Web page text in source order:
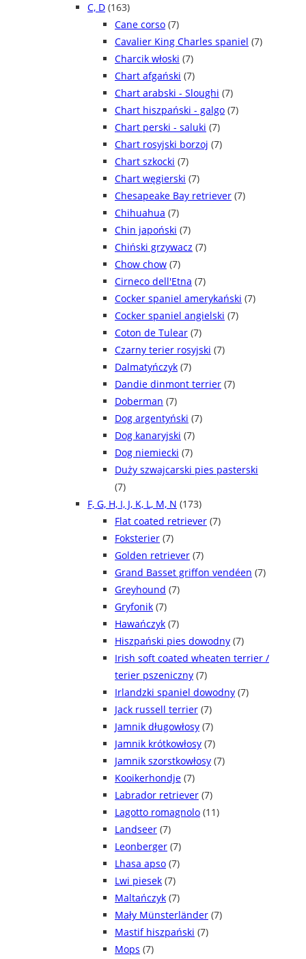
C, D (163)
Cane corso (7)
Cavalier King Charles spaniel (7)
Charcik włoski (7)
Chart afgański (7)
Chart arabski - Sloughi (7)
Chart hiszpański - galgo (7)
Chart perski - saluki (7)
Chart rosyjski borzoj (7)
Chart szkocki (7)
Chart węgierski (7)
Chesapeake Bay retriever (7)
Chihuahua (7)
Chin japoński (7)
Chiński grzywacz (7)
Chow chow (7)
Cirneco dell'Etna (7)
Cocker spaniel amerykański (7)
Cocker spaniel angielski (7)
Coton de Tulear (7)
Czarny terier rosyjski (7)
Dalmatyńczyk (7)
Dandie dinmont terrier (7)
Doberman (7)
Dog argentyński (7)
Dog kanaryjski (7)
Dog niemiecki (7)
Duży szwajcarski pies pasterski
(7)
F, G, H, I, J, K, L, M, N (173)
Flat coated retriever (7)
Foksterier (7)
Golden retriever (7)
Grand Basset griffon vendéen (7)
Greyhound (7)
Gryfonik (7)
Hawańczyk (7)
Hiszpański pies dowodny (7)
Irish soft coated wheaten terrier /
terier pszeniczny (7)
Irlandzki spaniel dowodny (7)
Jack russell terrier (7)
Jamnik długowłosy (7)
Jamnik krótkowłosy (7)
Jamnik szorstkowłosy (7)
Kooikerhondje (7)
Labrador retriever (7)
Lagotto romagnolo (11)
Landseer (7)
Leonberger (7)
Lhasa apso (7)
Lwi piesek (7)
Maltańczyk (7)
Mały Münsterländer (7)
Mastif hiszpański (7)
Mops (7)